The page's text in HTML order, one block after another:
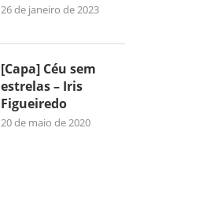
26 de janeiro de 2023
[Capa] Céu sem
estrelas – Iris
Figueiredo
20 de maio de 2020